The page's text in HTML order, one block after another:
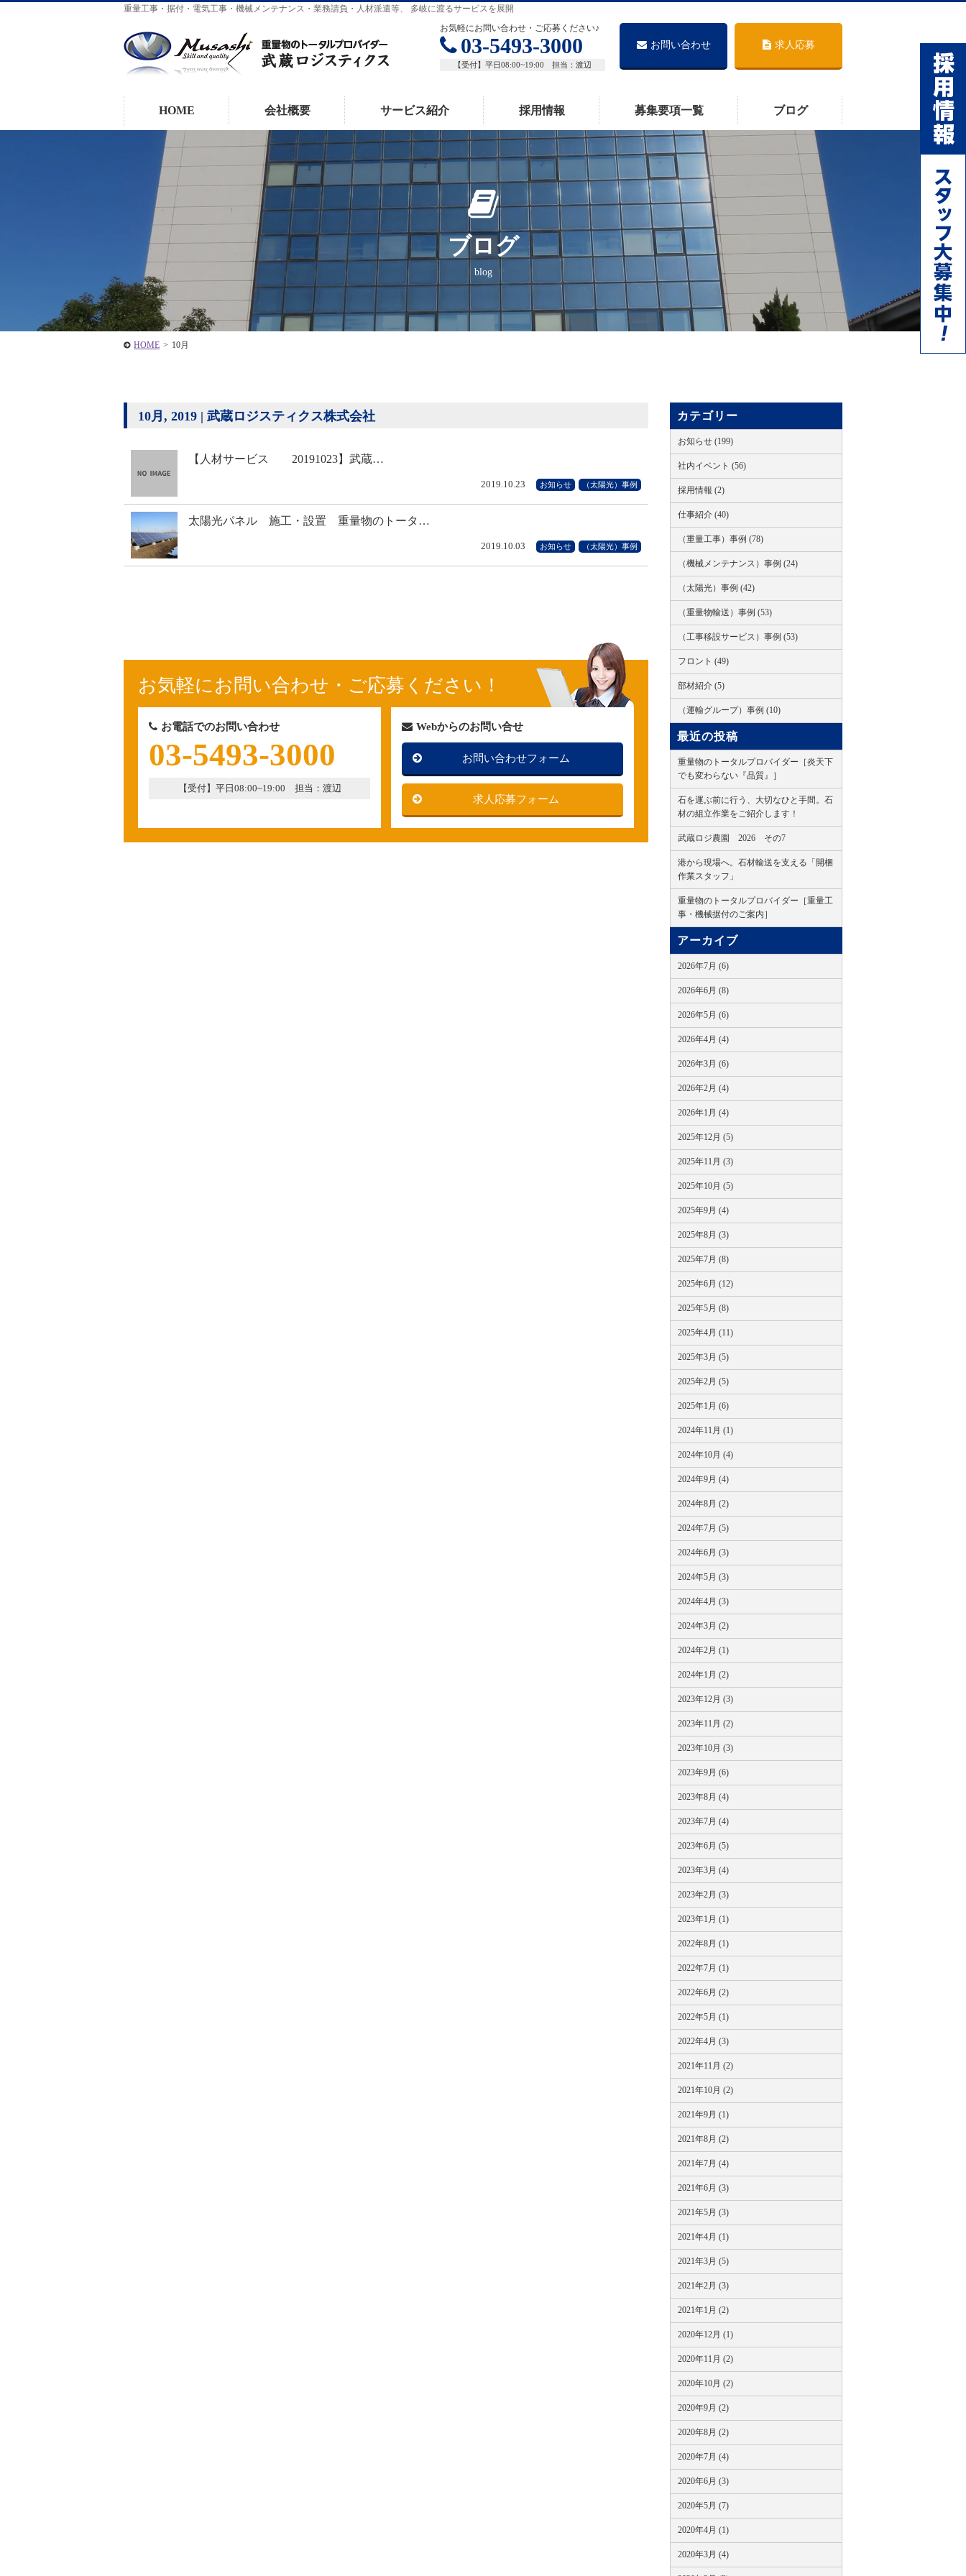
重量工事・据付・電気工事・機械メンテナンス・業務請負・人材派遣等、 多岐に渡るサービスを展開
HOME 会社概要 サービス紹介 採用情報 募集要項一覧 ブログ
お問い合わせ 求人応募
お気軽にお問い合わせ・ご応募ください♪
03-5493-3000
【受付】平日08:00~19:00 担当：渡辺
ブログ
blog
HOME > 10月
10月, 2019 | 武蔵ロジスティクス株式会社
【人材サービス 20191023】武蔵…
2019.10.23 お知らせ （太陽光）事例
太陽光パネル 施工・設置 重量物のトータ…
2019.10.03 お知らせ （太陽光）事例
お気軽にお問い合わせ・ご応募ください！
お電話でのお問い合わせ
03-5493-3000
【受付】平日08:00~19:00 担当：渡辺
Webからのお問い合せ
お問い合わせフォーム
求人応募フォーム
カテゴリー
お知らせ (199)
社内イベント (56)
採用情報 (2)
仕事紹介 (40)
（重量工事）事例 (78)
（機械メンテナンス）事例 (24)
（太陽光）事例 (42)
（重量物輸送）事例 (53)
（工事移設サービス）事例 (53)
フロント (49)
部材紹介 (5)
（運輸グループ）事例 (10)
最近の投稿
重量物のトータルプロバイダー［炎天下
でも変わらない『品質』］
石を運ぶ前に行う、大切なひと手間。石
材の組立作業をご紹介します！
武蔵ロジ農園 2026 その7
港から現場へ。石材輸送を支える「開梱
作業スタッフ」
重量物のトータルプロバイダー［重量工
事・機械据付のご案内］
アーカイブ
2026年7月 (6)
2026年6月 (8)
2026年5月 (6)
2026年4月 (4)
2026年3月 (6)
2026年2月 (4)
2026年1月 (4)
2025年12月 (5)
2025年11月 (3)
2025年10月 (5)
2025年9月 (4)
2025年8月 (3)
2025年7月 (8)
2025年6月 (12)
2025年5月 (8)
2025年4月 (11)
2025年3月 (5)
2025年2月 (5)
2025年1月 (6)
2024年11月 (1)
2024年10月 (4)
2024年9月 (4)
2024年8月 (2)
2024年7月 (5)
2024年6月 (3)
2024年5月 (3)
2024年4月 (3)
2024年3月 (2)
2024年2月 (1)
2024年1月 (2)
2023年12月 (3)
2023年11月 (2)
2023年10月 (3)
2023年9月 (6)
2023年8月 (4)
2023年7月 (4)
2023年6月 (5)
2023年3月 (4)
2023年2月 (3)
2023年1月 (1)
2022年8月 (1)
2022年7月 (1)
2022年6月 (2)
2022年5月 (1)
2022年4月 (3)
2021年11月 (2)
2021年10月 (2)
2021年9月 (1)
2021年8月 (2)
2021年7月 (4)
2021年6月 (3)
2021年5月 (3)
2021年4月 (1)
2021年3月 (5)
2021年2月 (3)
2021年1月 (2)
2020年12月 (1)
2020年11月 (2)
2020年10月 (2)
2020年9月 (2)
2020年8月 (2)
2020年7月 (4)
2020年6月 (3)
2020年5月 (7)
2020年4月 (1)
2020年3月 (4)